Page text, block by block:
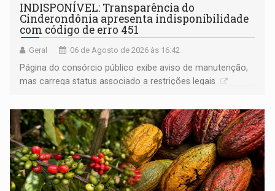
INDISPONÍVEL: Transparência do
Cinderondônia apresenta indisponibilidade
com código de erro 451
Geral 06 de Agosto de 2026 às 16:42
Página do consórcio público exibe aviso de manutenção,
mas carrega status associado a restrições legais